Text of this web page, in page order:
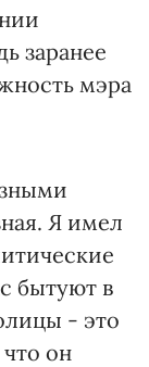
заранее
мэра
Я имел
бытуют в
- это
он